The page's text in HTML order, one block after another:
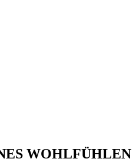
WOHLFÜHLEN